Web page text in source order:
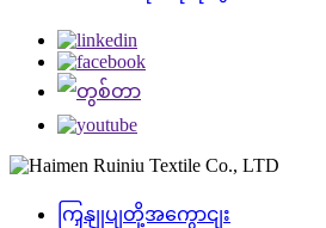
ကြှနျုပျတို့အကွောငျး